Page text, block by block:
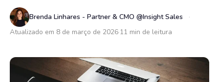
Integrações
HubSpot WhiteLabel
InsightCast
🇪🇸 Español
Fale com a gente
Brenda Linhares - Partner & CMO @Insight Sales
Atualizado em 8 de março de 2026 11 min de leitura